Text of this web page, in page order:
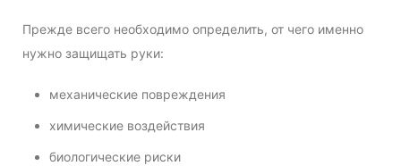
Прежде всего необходимо определить, от чего именно
нужно защищать руки:
механические повреждения
химические воздействия
биологические риски